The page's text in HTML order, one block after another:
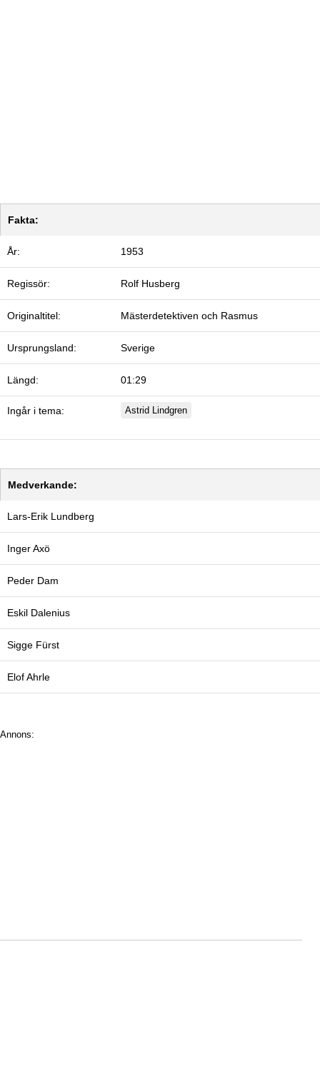
Fakta:
År: 1953
Regissör: Rolf Husberg
Originaltitel: Mästerdetektiven och Rasmus
Ursprungsland: Sverige
Längd: 01:29
Ingår i tema: Astrid Lindgren
Medverkande:
Lars-Erik Lundberg
Inger Axö
Peder Dam
Eskil Dalenius
Sigge Fürst
Elof Ahrle
Annons: